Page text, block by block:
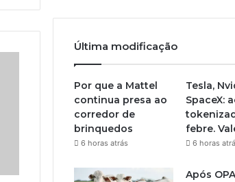
Última modificação
Por que a Mattel
continua presa ao
corredor de
brinquedos
6 horas atrás
Tesla,
SpaceX:
febre.
6 horas
Após